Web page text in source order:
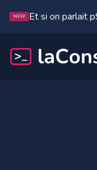
NEW Et si on parlait